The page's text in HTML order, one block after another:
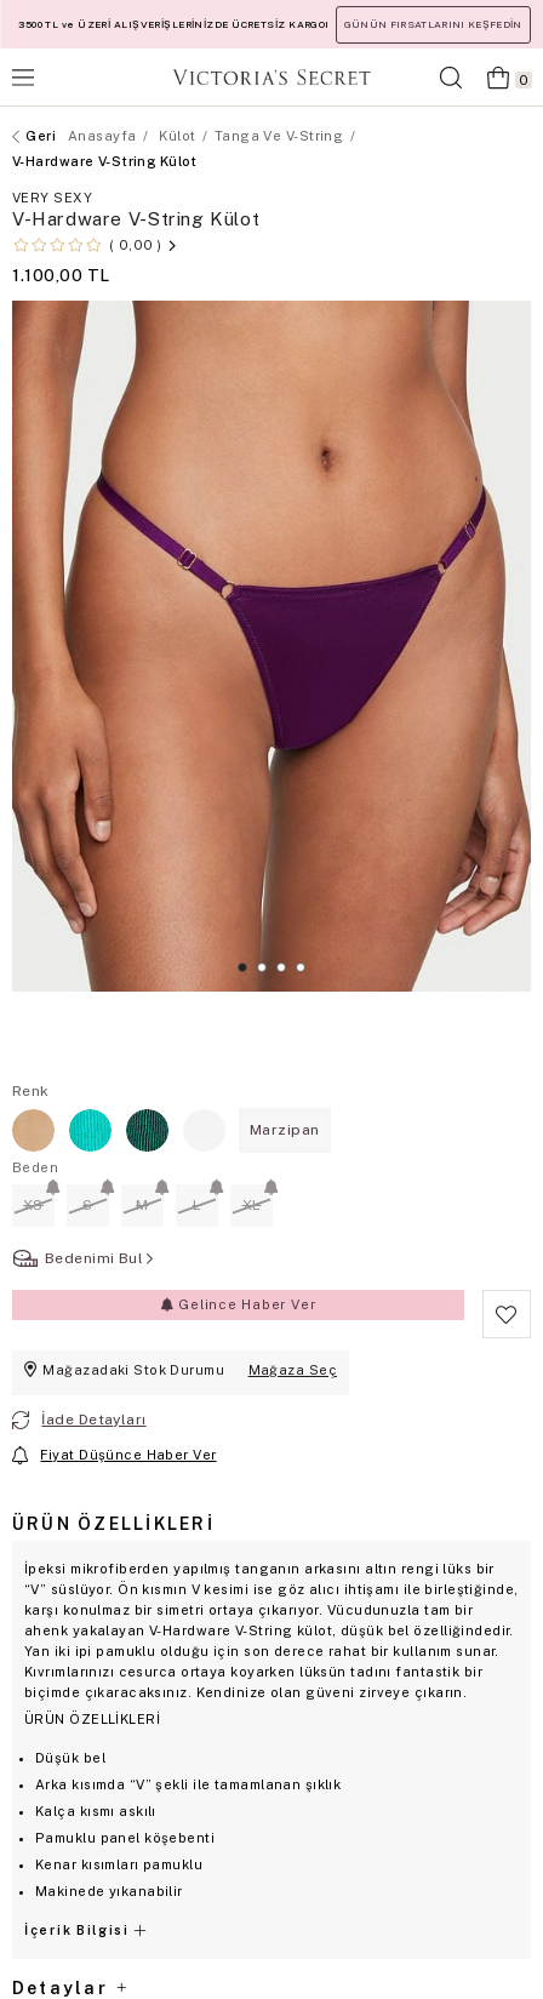
3500 TL ve ÜZERİ ALIŞVERİŞLERİNİZDE ÜCRETSİZ KARGO! GÜNÜN FIRSATLARINI KEŞFEDİN
0
Anasayfa Külot
Tanga Ve V-String
V-Hardware V-String Külot
VERY SEXY
V-Hardware V-String Külot
0,00
1.100,00 TL
Renk
Marzipan
Beden
XS S M L XL
Bedenimi Bul
Gelince Haber Ver
Mağazadaki Stok Durumu Mağaza Seç
İade Detayları
Fiyat Düşünce Haber Ver
ÜRÜN ÖZELLIKLERI
İpeksi mikrofiberden yapılmış tanganın arkasını altın rengi lüks bir
“V” süslüyor. Ön kısmın V kesimi ise göz alıcı ihtişamı ile birleştiğinde,
karşı konulmaz bir simetri ortaya çıkarıyor. Vücudunuzla tam bir
ahenk yakalayan V-Hardware V-String külot, düşük bel özelliğindedir.
Yan iki ipi pamuklu olduğu için son derece rahat bir kullanım sunar.
Kıvrımlarınızı cesurca ortaya koyarken lüksün tadını fantastik bir
biçimde çıkaracaksınız. Kendinize olan güveni zirveye çıkarın.
ÜRÜN ÖZELLİKLERİ
Düşük bel
Arka kısımda “V” şekli ile tamamlanan şıklık
Kalça kısmı askılı
Pamuklu panel köşebenti
Kenar kısımları pamuklu
Makinede yıkanabilir
İçerik Bilgisi
Detaylar